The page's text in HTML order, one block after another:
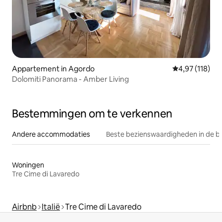
Appartement in Agordo Gemiddelde
4,97 (118)
Dolomiti Panorama - Amber Living
Bestemmingen om te verkennen
Andere accommodaties Beste bezienswaardigheden in de
Woningen
Tre Cime di Lavaredo
Airbnb Italië Tre Cime di Lavaredo